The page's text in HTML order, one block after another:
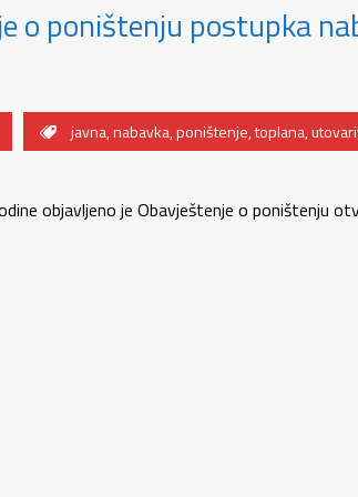
o poništenju postupka
javna,nabavka,poništenje,toplana,
objavljeno je Obavještenje o poništenju